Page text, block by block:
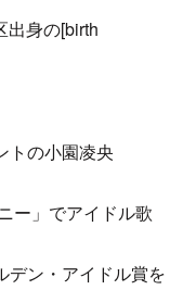
出身の[birth
トの小園凌央
ー」でアイドル歌
デン・アイドル賞を